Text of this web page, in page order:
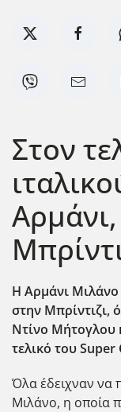
Στον
Η Αρμάνι
στην Μπρίντιζι,
Ντίνο Μήτογλου
τελικό του Super
Όλα έδειχναν να
Μιλάνο, η οποία